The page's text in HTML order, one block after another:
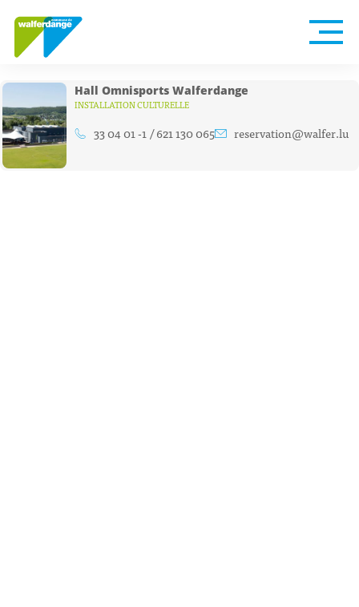
Hall Omnisports Walferdange
INSTALLATION CULTURELLE
33 04 01 -1 / 621 130 065 reservation@walfer.lu